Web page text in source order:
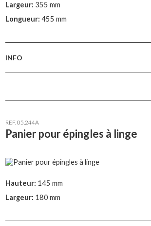
Largeur: 355 mm
Longueur: 455 mm
INFO
REF. 05.244A
Panier pour épingles à linge
Hauteur: 145 mm
Largeur: 180 mm